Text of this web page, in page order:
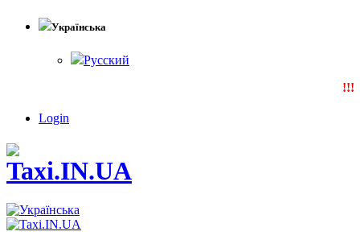
Українська
Русский
Login